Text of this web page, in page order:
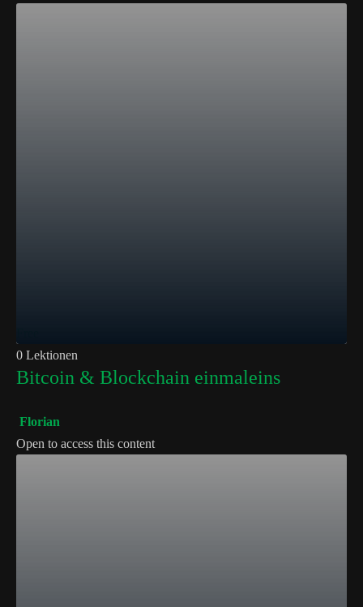
0 Lektionen
Bitcoin & Blockchain einmaleins
Florian
Open to access this content